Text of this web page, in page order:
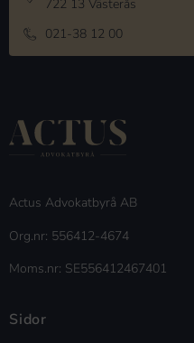
722 13 Västerås
021-38 12 00
Actus Advokatbyrå AB
Org.nr: 556412-4674
Moms.nr: SE556412467401
Sidor